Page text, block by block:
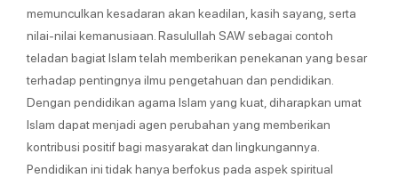
memunculkan kesadaran akan keadilan, kasih sayang, serta
nilai-nilai kemanusiaan. Rasulullah SAW sebagai contoh
teladan bagiat Islam telah memberikan penekanan yang besar
terhadap pentingnya ilmu pengetahuan dan pendidikan.
Dengan pendidikan agama Islam yang kuat, diharapkan umat
Islam dapat menjadi agen perubahan yang memberikan
kontribusi positif bagi masyarakat dan lingkungannya.
Pendidikan ini tidak hanya berfokus pada aspek spiritual